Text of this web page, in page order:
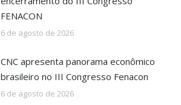
FENACON
6 de agosto de 2026
CNC apresenta panorama econômico
brasileiro no III Congresso Fenacon
6 de agosto de 2026